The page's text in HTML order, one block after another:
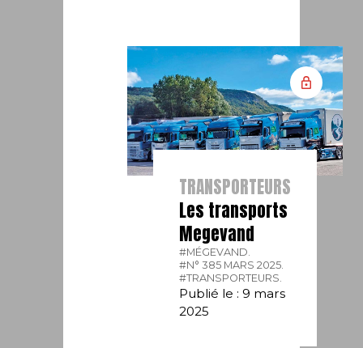
TRANSPORTEURS
Les transports
Megevand
#MÉGEVAND.
#N° 385 MARS 2025.
#TRANSPORTEURS.
Publié le : 9 mars
2025